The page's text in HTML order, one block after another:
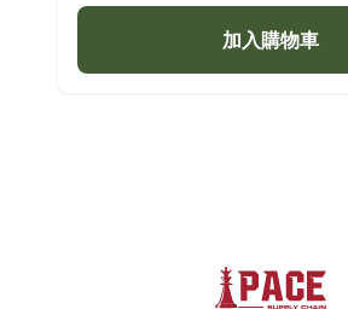
加入購物車